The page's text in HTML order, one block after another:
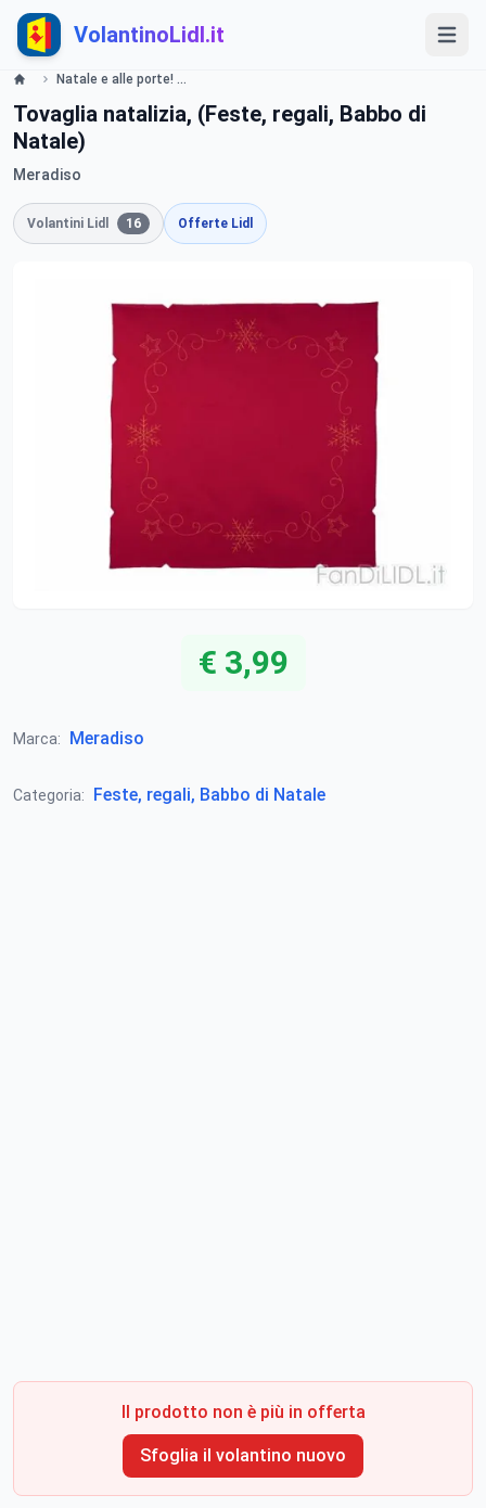
VolantinoLidl.it
Natale e alle porte! - LIDL Catalogue - Offerte valide dal 27 novembre 2017 Lidl
Tovaglia natalizia, (Feste, regali, Babbo di
Natale)
Meradiso
Volantini Lidl 16 Offerte Lidl
€ 3,99
Marca: Meradiso
Categoria: Feste, regali, Babbo di Natale
Il prodotto non è più in offerta
Sfoglia il volantino nuovo